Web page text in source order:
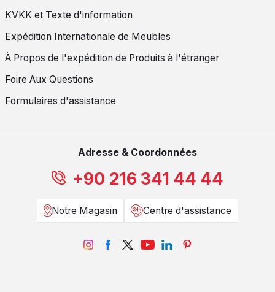
KVKK et Texte d'information
Expédition Internationale de Meubles
À Propos de l'expédition de Produits à l'étranger
Foire Aux Questions
Formulaires d'assistance
Adresse & Coordonnées
+90 216 341 44 44
Notre Magasin Centre d'assistance